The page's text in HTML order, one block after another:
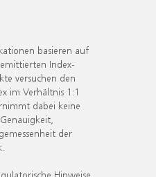
basieren auf
Index-
versuchen den
im Verhältnis 1:1
dabei keine
der